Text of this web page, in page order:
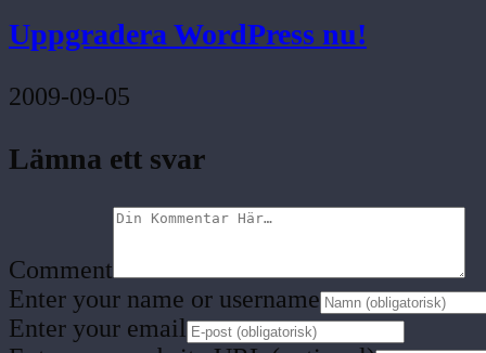
Uppgradera WordPress nu!
2009-09-05
Lämna ett svar
Comment
Enter your name or username
Enter your email